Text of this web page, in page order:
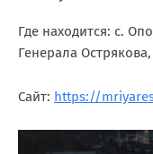
Где находится: c.
Генерала Острякова,
Сайт: https://